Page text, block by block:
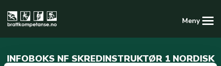
Meny
Kompetansedatabasen
INFOBOKS NF SKREDINSTRUKTØR 1 NORDISK